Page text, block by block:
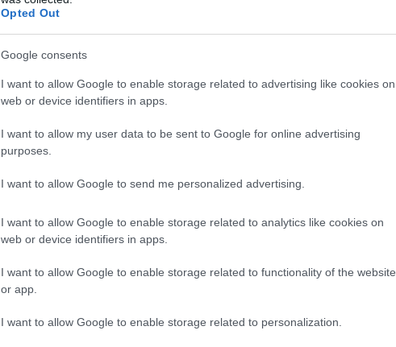
Opted Out
Google consents
I want to allow Google to enable storage related to advertising like cookies on
web or device identifiers in apps.
I want to allow my user data to be sent to Google for online advertising
purposes.
I want to allow Google to send me personalized advertising.
I want to allow Google to enable storage related to analytics like cookies on
web or device identifiers in apps.
I want to allow Google to enable storage related to functionality of the website
or app.
I want to allow Google to enable storage related to personalization.